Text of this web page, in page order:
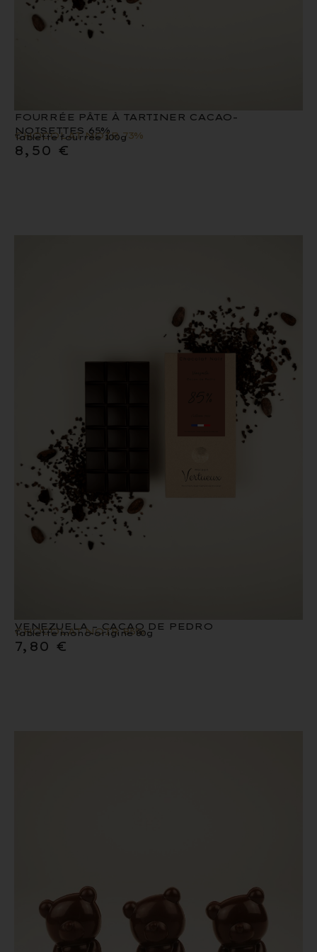
FOURRÉE PÂTE À TARTINER CACAO-
NOISETTES 65%
CHOCOLAT NOIR 73%
Tablette fourrée 100g
8,50 €
VENEZUELA – CACAO DE PEDRO
CHOCOLAT NOIR 85%
Tablette mono-origine 80g
7,80 €